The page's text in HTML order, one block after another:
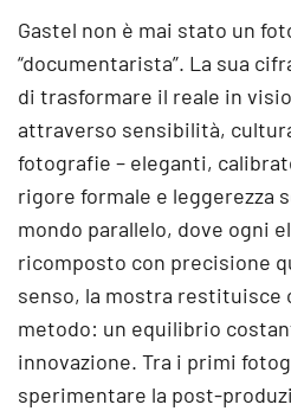
Gastel non è mai stato un
“documentarista”. La sua
di trasformare il reale in
attraverso sensibilità,
fotografie – eleganti,
rigore formale e leggerezza
mondo parallelo, dove ogni
ricomposto con precisione
senso, la mostra restituisce
metodo: un equilibrio
innovazione. Tra i primi
sperimentare la post-